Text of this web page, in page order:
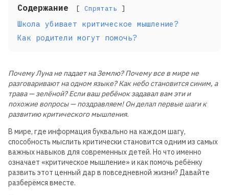
Содержание Спрятать
Школа убивает критическое мышление?
Как родители могут помочь?
Почему Луна не падает на Землю? Почему все в мире не
разговаривают на одном языке? Как небо становится синим, а
трава — зелёной? Если ваш ребёнок задавал вам эти и
похожие вопросы — поздравляем! Он делал первые шаги к
развитию критического мышления.
В мире, где информация буквально на каждом шагу,
способность мыслить критически становится одним из самых
важных навыков для современных детей. Но что именно
означает «критическое мышление» и как помочь ребёнку
развить этот ценный дар в повседневной жизни? Давайте
разберёмся вместе.